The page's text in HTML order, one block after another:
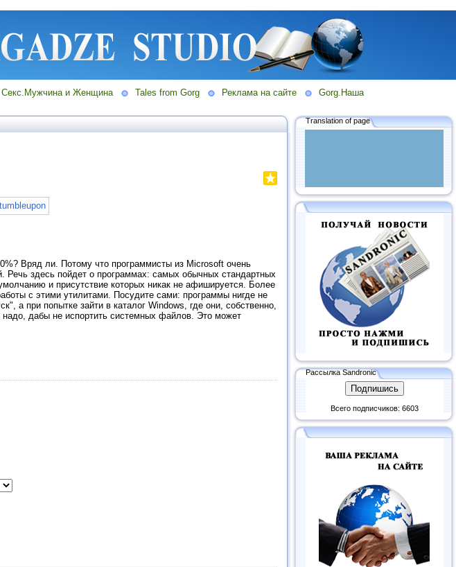
Секс.Мужчина и Женщина Tales from Gorg Реклама на сайте
Gorg.Наша
Вряд ли. Потому что программисты из Microsoft очень
Речь здесь пойдет о программах: самых обычных стандартных
и присутствие которых никак не афишируется. Более
с этими утилитами. Посудите сами: программы нигде не
а при попытке зайти в каталог Windows, где они, собственно,
дабы не испортить системных файлов. Это может
Translation of page
Рассылка Sandronic
Всего подписчиков: 6603